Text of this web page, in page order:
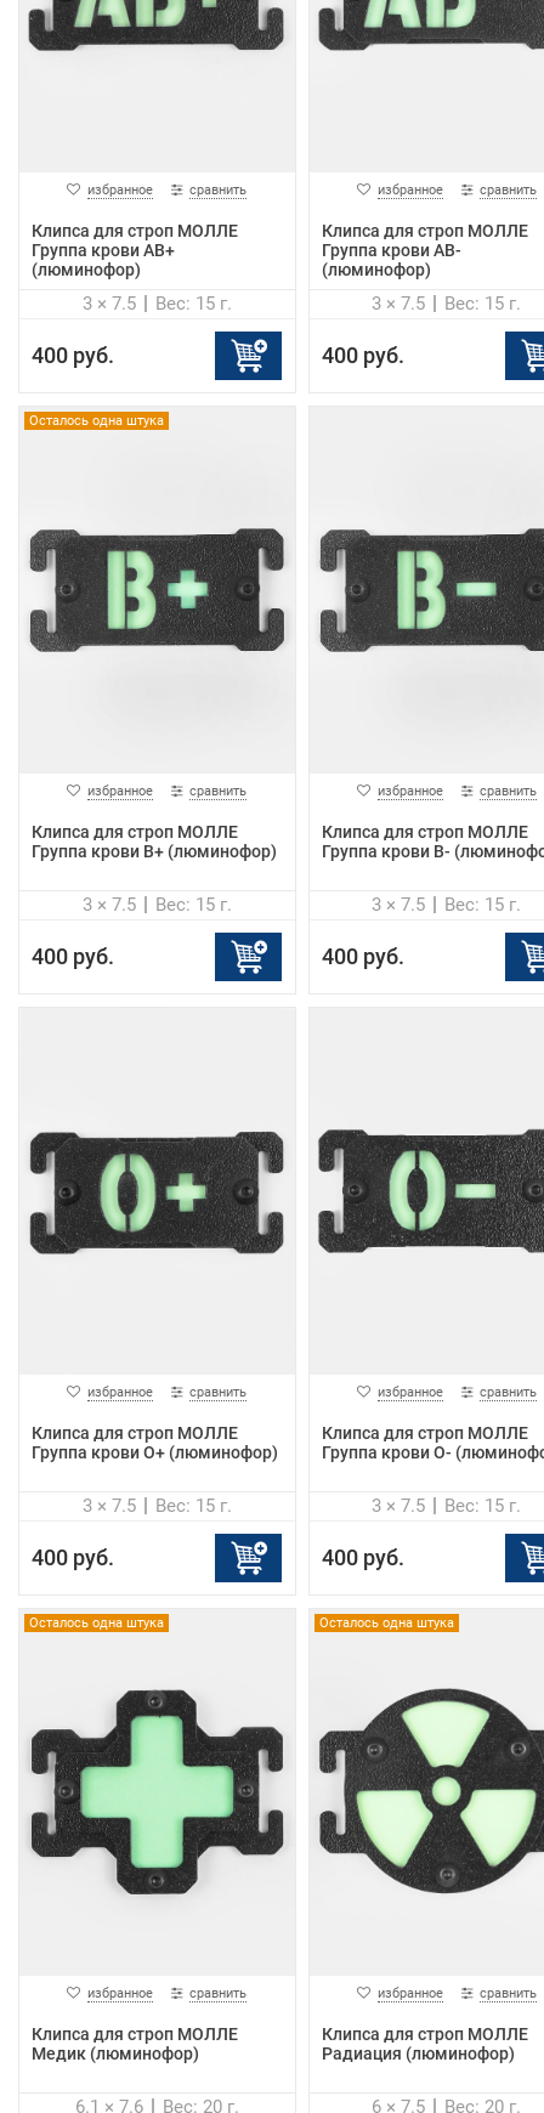
избранное сравнить
Клипса для строп МОЛЛЕ
Группа крови AB+
(люминофор)
3 × 7.5 Вес: 15 г.
400 руб.
избранное сравнить
Клипса для строп МОЛЛЕ
Группа крови AB-
(люминофор)
3 × 7.5 Вес: 15 г.
400 руб.
Осталось одна штука
избранное сравнить
Клипса для строп МОЛЛЕ
Группа крови B+ (люминофор)
3 × 7.5 Вес: 15 г.
400 руб.
избранное сравнить
Клипса для строп МОЛЛЕ
Группа крови B-
3 × 7.5 Вес: 15 г.
400 руб.
избранное сравнить
Клипса для строп МОЛЛЕ
Группа крови О+ (люминофор)
3 × 7.5 Вес: 15 г.
400 руб.
избранное сравнить
Клипса для строп МОЛЛЕ
Группа крови О-
3 × 7.5 Вес: 15 г.
400 руб.
Осталось одна штука
избранное сравнить
Клипса для строп МОЛЛЕ
Медик (люминофор)
6.1 × 7.6 Вес: 20 г.
Осталось одна штука
избранное сравнить
Клипса для строп МОЛЛЕ
Радиация (люминофор)
6 × 7.5 Вес: 20 г.